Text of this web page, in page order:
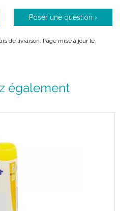
Poser une question ›
de livraison. Page mise à jour le
également